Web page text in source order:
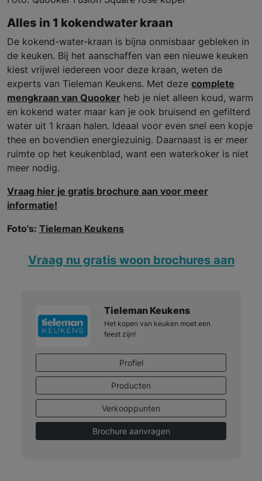
Alles in 1 kokendwater kraan
De kokend-water-kraan is bijna onmisbaar gebleken in
de keuken. Bij het aanschaffen van een nieuwe keuken
kiest vrijwel iedereen voor deze kraan, weten de
experts van Tieleman Keukens. Met deze complete
mengkraan van Quooker heb je niet alleen koud, warm
en kokend water maar kan je ook bruisend en gefilterd
water uit 1 kraan halen. Ideaal voor even snel een kopje
thee en bovendien energiezuinig. Daarnaast is er meer
ruimte op het keukenblad, want een waterkoker is niet
meer nodig.
Vraag hier je gratis brochure aan voor meer
informatie!
Foto's: Tieleman Keukens
Vraag nu gratis woon brochures aan
Tieleman Keukens
Het kopen van keuken moet een
feest zijn!
Profiel
Producten
Verkooppunten
Brochure aanvragen